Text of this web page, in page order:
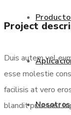
Nosotros
Project
Duis autem vel
esse molestie
facilisis at vero
blandit praesent